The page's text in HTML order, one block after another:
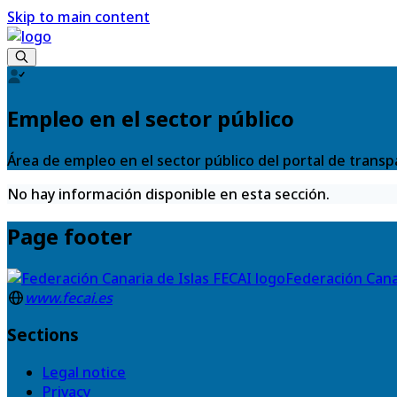
Skip to main content
Empleo en el sector público
Área de empleo en el sector público del portal de
No hay información disponible en esta sección.
Page footer
Federación
www.fecai.es
Sections
Legal notice
Privacy